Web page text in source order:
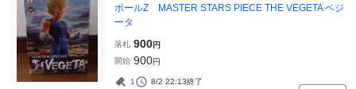
ボールZ MASTER STARS PIECE THE VEGETA ベジ
ータ
落札 900円
開始 900円
1 8/2 22:13終了